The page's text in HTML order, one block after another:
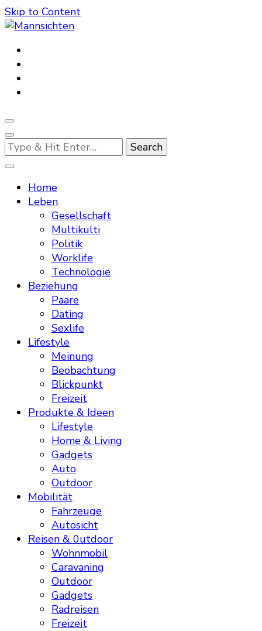
Skip to Content
Mannsichten
Was Männer wollen. Was Männer denken.
Looking
for
Something?
Home
Leben
Gesellschaft
Multikulti
Politik
Worklife
Technologie
Beziehung
Paare
Dating
Sexlife
Lifestyle
Meinung
Beobachtung
Blickpunkt
Freizeit
Produkte & Ideen
Lifestyle
Home & Living
Gadgets
Auto
Outdoor
Mobilität
Fahrzeuge
Autosicht
Reisen & 0utdoor
Wohnmobil
Caravaning
Outdoor
Gadgets
Radreisen
Freizeit